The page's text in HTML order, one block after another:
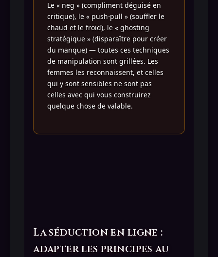
Le « neg » (compliment déguisé en
critique), le « push-pull » (souffler le
chaud et le froid), le « ghosting
stratégique » (disparaître pour créer
du manque) — toutes ces techniques
de manipulation sont grillées. Les
femmes les reconnaissent, et celles
qui y sont sensibles ne sont pas
celles avec qui vous construirez
quelque chose de valable.
La séduction en ligne :
adapter les principes au